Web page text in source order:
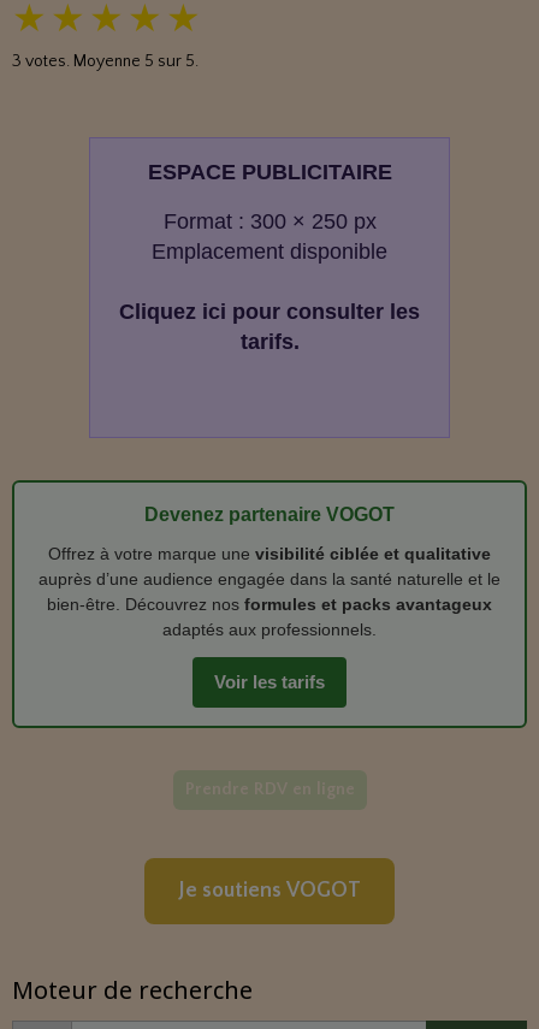
★ ★ ★ ★ ★
3 votes. Moyenne 5 sur 5.
ESPACE PUBLICITAIRE
Format : 300 × 250 px
Emplacement disponible
Cliquez ici pour consulter les
tarifs.
Devenez partenaire VOGOT
Offrez à votre marque une visibilité ciblée et qualitative
auprès d’une audience engagée dans la santé naturelle et le
bien‑être. Découvrez nos formules et packs avantageux
adaptés aux professionnels.
Voir les tarifs
Je soutiens VOGOT
Moteur de recherche